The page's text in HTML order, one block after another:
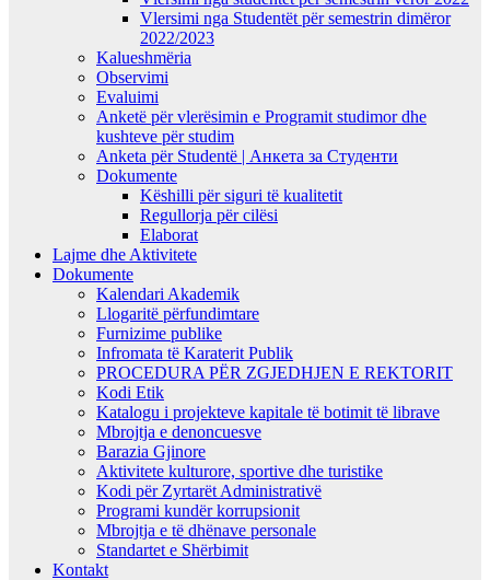
Vlersimi nga Studentët për semestrin dimëror
2022/2023
Kalueshmëria
Observimi
Evaluimi
Anketë për vlerësimin e Programit studimor dhe
kushteve për studim
Anketa për Studentë | Анкета за Студенти
Dokumente
Këshilli për siguri të kualitetit
Regullorja për cilësi
Elaborat
Lajme dhe Aktivitete
Dokumente
Kalendari Akademik
Llogaritë përfundimtare
Furnizime publike
Infromata të Karaterit Publik
PROCEDURA PËR ZGJEDHJEN E REKTORIT
Kodi Etik
Katalogu i projekteve kapitale të botimit të librave
Mbrojtja e denoncuesve
Barazia Gjinore
Aktivitete kulturore, sportive dhe turistike
Kodi për Zyrtarët Administrativë
Programi kundër korrupsionit
Mbrojtja e të dhënave personale
Standartet e Shërbimit
Kontakt